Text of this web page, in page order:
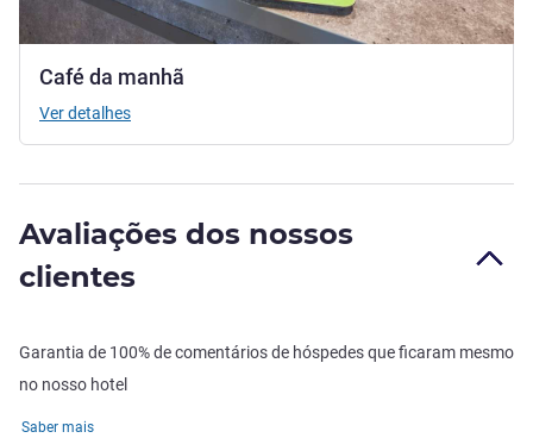
Café da manhã
Ver detalhes
Avaliações dos nossos
clientes
Garantia de 100% de comentários de hóspedes que ficaram mesmo
no nosso hotel
Saber mais